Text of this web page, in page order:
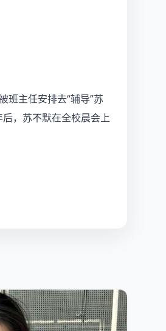
主任安排去“辅导”苏
，苏不默在全校晨会上